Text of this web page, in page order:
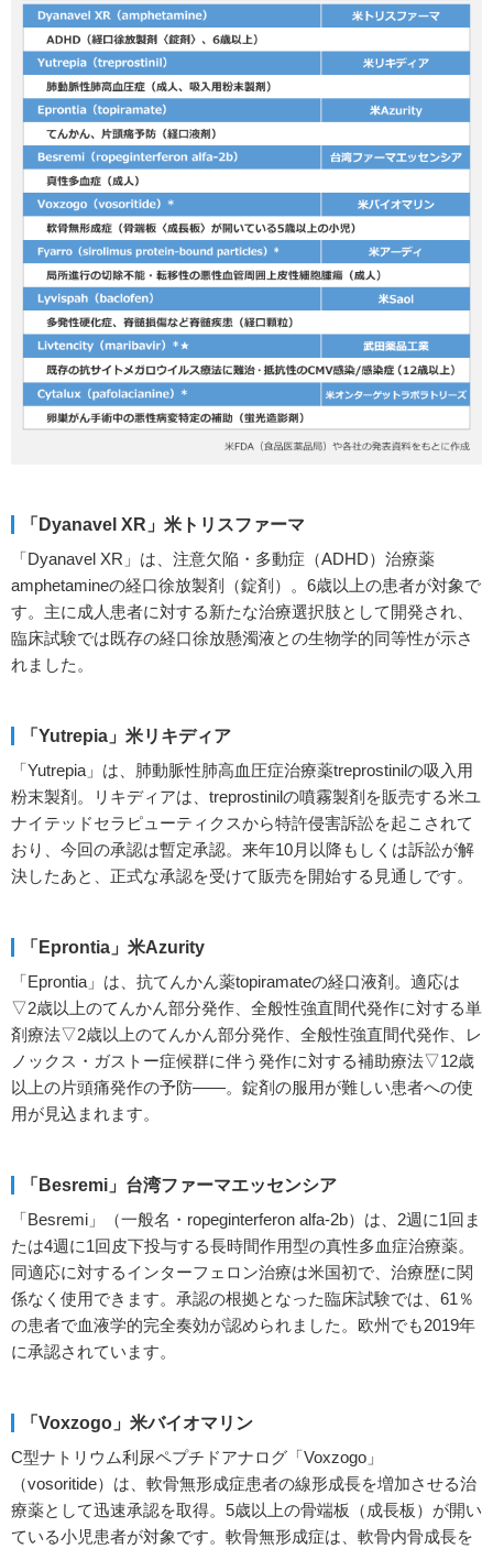
「Dyanavel XR」米トリスファーマ
「Dyanavel XR」は、注意欠陥・多動症（ADHD）治療薬
amphetamineの経口徐放製剤（錠剤）。6歳以上の患者が対象で
す。主に成人患者に対する新たな治療選択肢として開発され、
臨床試験では既存の経口徐放懸濁液との生物学的同等性が示さ
れました。
「Yutrepia」米リキディア
「Yutrepia」は、肺動脈性肺高血圧症治療薬treprostinilの吸入用
粉末製剤。リキディアは、treprostinilの噴霧製剤を販売する米ユ
ナイテッドセラピューティクスから特許侵害訴訟を起こされて
おり、今回の承認は暫定承認。来年10月以降もしくは訴訟が解
決したあと、正式な承認を受けて販売を開始する見通しです。
「Eprontia」米Azurity
「Eprontia」は、抗てんかん薬topiramateの経口液剤。適応は
▽2歳以上のてんかん部分発作、全般性強直間代発作に対する単
剤療法▽2歳以上のてんかん部分発作、全般性強直間代発作、レ
ノックス・ガストー症候群に伴う発作に対する補助療法▽12歳
以上の片頭痛発作の予防――。錠剤の服用が難しい患者への使
用が見込まれます。
「Besremi」台湾ファーマエッセンシア
「Besremi」（一般名・ropeginterferon alfa-2b）は、2週に1回ま
たは4週に1回皮下投与する長時間作用型の真性多血症治療薬。
同適応に対するインターフェロン治療は米国初で、治療歴に関
係なく使用できます。承認の根拠となった臨床試験では、61％
の患者で血液学的完全奏効が認められました。欧州でも2019年
に承認されています。
「Voxzogo」米バイオマリン
C型ナトリウム利尿ペプチドアナログ「Voxzogo」
（vosoritide）は、軟骨無形成症患者の線形成長を増加させる治
療薬として迅速承認を取得。5歳以上の骨端板（成長板）が開い
ている小児患者が対象です。軟骨無形成症は、軟骨内骨成長を